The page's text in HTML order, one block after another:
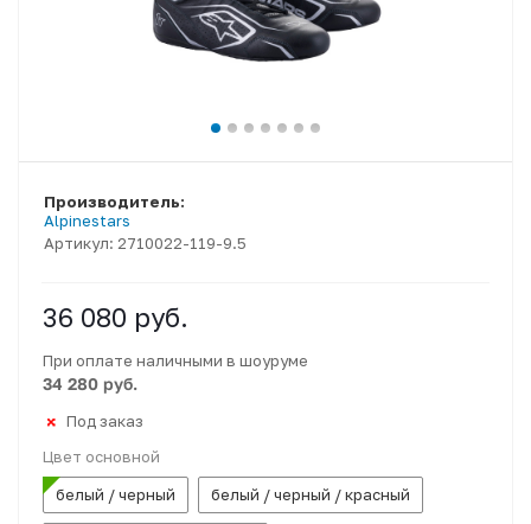
Артикул: 2710022-119-9.5
Производитель:
Alpinestars
36 080 руб.
При оплате наличными в шоуруме
34 280 руб.
Под заказ
Цвет основной
белый / черный
белый / черный / красный